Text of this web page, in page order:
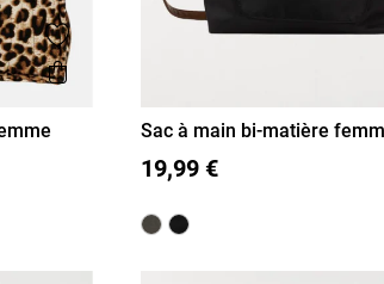
Ajouter aux favoris
Aperçu rapide
T U
Sac à main bi-matière
19,99 €